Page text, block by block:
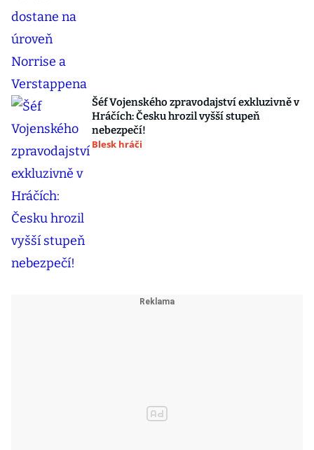
Šéf Vojenského zpravodajství exkluzivně v
Hráčích: Česku hrozil vyšší stupeň
nebezpečí!
Blesk hráči